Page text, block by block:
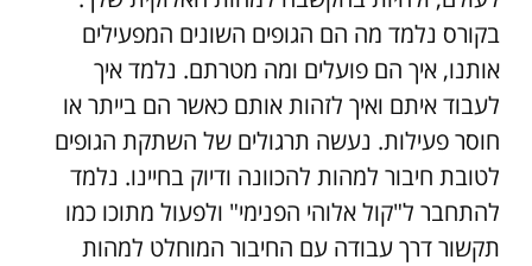
בקורס נלמד מה הם הגופים השונים המפעילים
אותנו, איך הם פועלים ומה מטרתם. נלמד איך
לעבוד איתם ואיך לזהות אותם כאשר הם בייתר או
חוסר פעילות. נעשה תרגולים של השתקת הגופים
לטובת חיבור למהות להכוונה ודיוק בחיינו. נלמד
להתחבר ל"קול אלוהי הפנימי" ולפעול מתוכו כמו
תקשור דרך עבודה עם החיבור המוחלט למהות